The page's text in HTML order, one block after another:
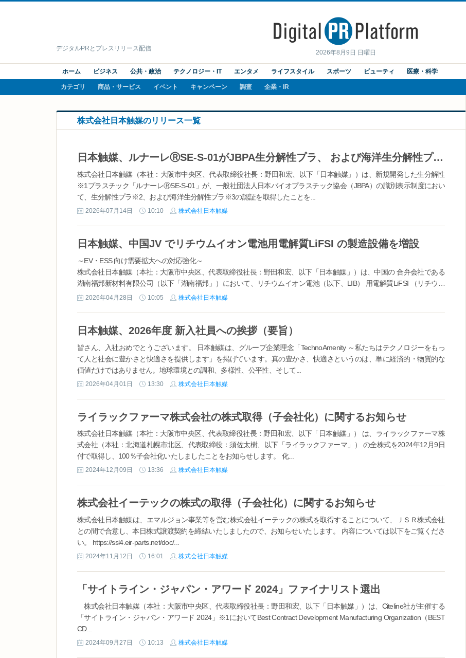
2026年8月9日 日曜日
デジタルPRとプレスリリース配信
ホーム ビジネス 公共・政治 テクノロジー・IT エンタメ ライフスタイル スポーツ ビューティ 医療・科学
カテゴリ 商品・サービス イベント キャンペーン 調査 企業・IR
株式会社日本触媒のリリース一覧
日本触媒、ルナーレⓇSE-S-01がJBPA生分解性プラ、 および海洋生分解性プラの認証を取得
株式会社日本触媒（本社：大阪市中央区、代表取締役社長：野田和宏、以下「日本触媒」）は、新規開発した生分解性
※1プラスチック「ルナーレⓇSE-S-01」が、一般社団法人日本バイオプラスチック協会（JBPA）の識別表示制度におい
て、生分解性プラ※2、および海洋生分解性プラ※3の認証を取得したことを...
2026年07月14日 10:10 株式会社日本触媒
日本触媒、中国JV でリチウムイオン電池用電解質LiFSI の製造設備を増設
～EV・ESS 向け需要拡大への対応強化～
株式会社日本触媒（本社：大阪市中央区、代表取締役社長：野田和宏、以下「日本触媒」）は、中国の 合弁会社である
湖南福邦新材料有限公司（以下「湖南福邦」）において、リチウムイオン電池（以下、LIB） 用電解質LiFSI （リチウム
ビス（フルオロスルホニル）イミド、商品名：イオネル®）の...
2026年04月28日 10:05 株式会社日本触媒
日本触媒、2026年度 新入社員への挨拶（要旨）
皆さん、入社おめでとうございます。 日本触媒は、グループ企業理念「TechnoAmenity ～私たちはテクノロジーをもっ
て人と社会に豊かさと快適さを提供します」を掲げています。真の豊かさ、快適さというのは、単に経済的・物質的な
価値だけではありません。地球環境との調和、多様性、公平性、そして...
2026年04月01日 13:30 株式会社日本触媒
ライラックファーマ株式会社の株式取得（子会社化）に関するお知らせ
株式会社日本触媒（本社：大阪市中央区、代表取締役社長：野田和宏、以下「日本触媒」） は、ライラックファーマ株
式会社（本社：北海道札幌市北区、代表取締役：須佐太樹、以下「ライラックファーマ」） の全株式を2024年12月9日
付で取得し、100％子会社化いたしましたことをお知らせします。 化...
2024年12月09日 13:36 株式会社日本触媒
株式会社イーテックの株式の取得（子会社化）に関するお知らせ
株式会社日本触媒は、エマルジョン事業等を営む株式会社イーテックの株式を取得することについて、ＪＳＲ株式会社
との間で合意し、本日株式譲渡契約を締結いたしましたので、お知らせいたします。 内容については以下をご覧くださ
い。 https://ssl4.eir-parts.net/doc/...
2024年11月12日 16:01 株式会社日本触媒
「サイトライン・ジャパン・アワード 2024」ファイナリスト選出
株式会社日本触媒（本社：大阪市中央区、代表取締役社長：野田和宏、以下「日本触媒」）は、Citeline社が主催する
「サイトライン・ジャパン・アワード 2024」※1においてBest Contract Development Manufacturing Organization（BEST
CD...
2024年09月27日 10:13 株式会社日本触媒